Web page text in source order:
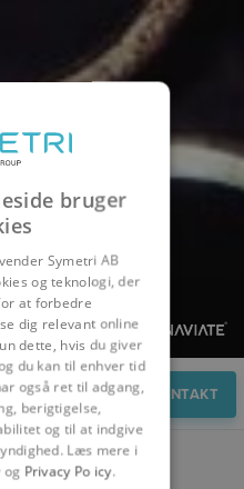
KONTAKT
bruger
Symetri AB
og teknologi, der
at forbedre
dig relevant online
dette, hvis du giver
du kan til enhver tid
også ret til adgang,
berigtigelse,
og til at indgive
Læs mere i
og Privacy Policy.